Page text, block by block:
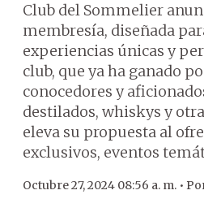
Club del Sommelier
membresía, diseñada
experiencias únicas y
club, que ya ha ganado
conocedores y
destilados, whiskys y
eleva su propuesta al
exclusivos, eventos
Octubre 27, 2024 08:56 a. m. •